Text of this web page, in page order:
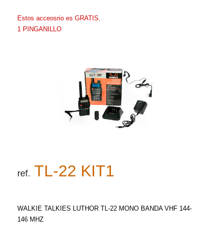
Estos acceosrio es GRATIS.
1 PINGANILLO
ref. TL-22 KIT1
WALKIE TALKIES LUTHOR TL-22 MONO BANDA VHF 144-
146 MHZ